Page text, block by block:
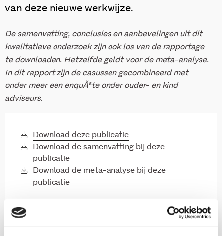
van deze nieuwe werkwijze.
De samenvatting, conclusies en aanbevelingen uit dit
kwalitatieve onderzoek zijn ook los van de rapportage
te downloaden. Hetzelfde geldt voor de meta-analyse.
In dit rapport zijn de casussen gecombineerd met
onder meer een enquÃªte onder ouder- en kind
adviseurs.
Download deze publicatie
Download de samenvatting bij deze
publicatie
Download de meta-analyse bij deze
publicatie